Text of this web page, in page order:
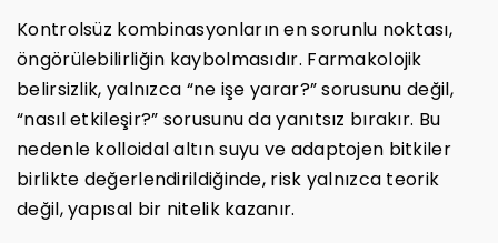
Kontrolsüz kombinasyonların en sorunlu noktası,
öngörülebilirliğin kaybolmasıdır. Farmakolojik
belirsizlik, yalnızca “ne işe yarar?” sorusunu değil,
“nasıl etkileşir?” sorusunu da yanıtsız bırakır. Bu
nedenle kolloidal altın suyu ve adaptojen bitkiler
birlikte değerlendirildiğinde, risk yalnızca teorik
değil, yapısal bir nitelik kazanır.